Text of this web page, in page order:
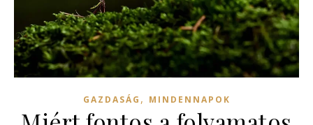
GAZDASÁG , MINDENNAPOK